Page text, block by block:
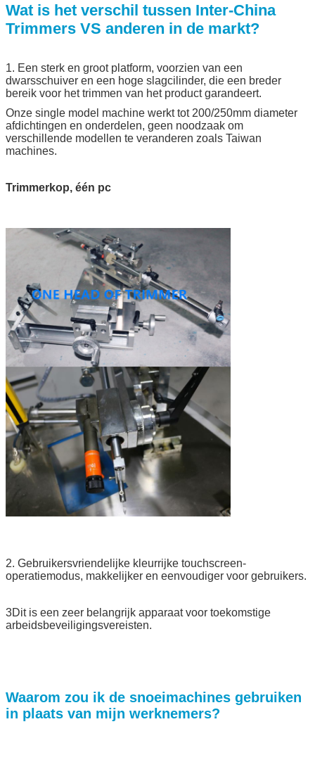
We bellen je snel terug!
Wat is het verschil tussen Inter-China
Trimmers VS anderen in de markt?
1. Een sterk en groot platform, voorzien van een
dwarsschuiver en een hoge slagcilinder, die een breder
bereik voor het trimmen van het product garandeert.
Onze single model machine werkt tot 200/250mm diameter
afdichtingen en onderdelen, geen noodzaak om
verschillende modellen te veranderen zoals Taiwan
machines.
Trimmerkop, één pc
2. Gebruikersvriendelijke kleurrijke touchscreen-
operatiemodus, makkelijker en eenvoudiger voor gebruikers.
3Dit is een zeer belangrijk apparaat voor toekomstige
arbeidsbeveiligingsvereisten.
Waarom zou ik de snoeimachines gebruiken
in plaats van mijn werknemers?